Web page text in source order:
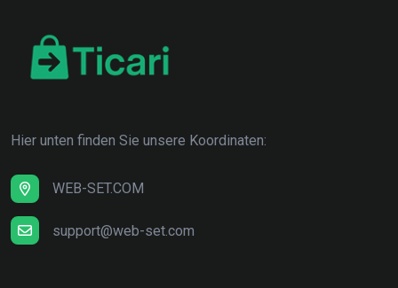
Hier unten finden Sie unsere Koordinaten:
WEB-SET.COM
support@web-set.com